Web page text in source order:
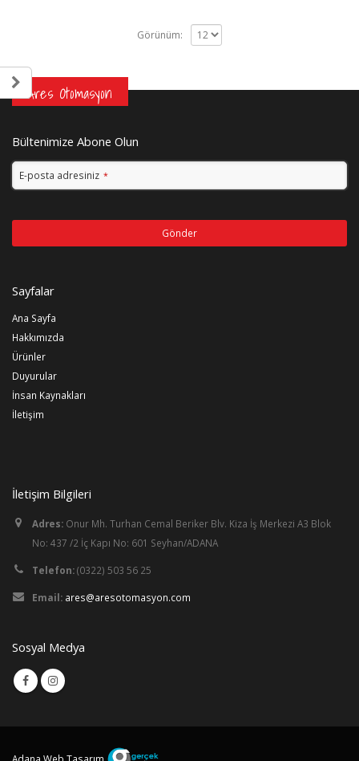
Görünüm:
Ares Otomasyon
Bültenimize Abone Olun
E-posta adresiniz *
Gönder
boş
bırakılmalıdır
Sayfalar
Ana Sayfa
Hakkımızda
Ürünler
Duyurular
İnsan Kaynakları
İletişim
İletişim Bilgileri
Adres: Onur Mh. Turhan Cemal Beriker Blv. Kiza İş Merkezi A3 Blok
No: 437 /2 İç Kapı No: 601 Seyhan/ADANA
Telefon:(0322) 503 56 25
Email: ares@aresotomasyon.com
Sosyal Medya
Adana Web Tasarım